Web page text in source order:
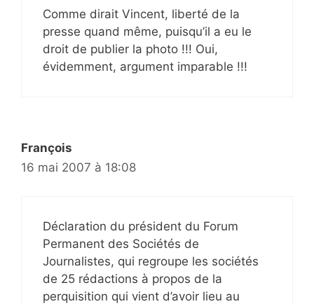
Comme dirait Vincent, liberté de la
presse quand même, puisqu’il a eu le
droit de publier la photo !!! Oui,
évidemment, argument imparable !!!
François
16 mai 2007 à 18:08
Déclaration du président du Forum
Permanent des Sociétés de
Journalistes, qui regroupe les sociétés
de 25 rédactions à propos de la
perquisition qui vient d’avoir lieu au